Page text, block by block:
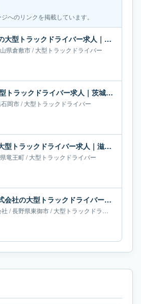
へのリンクを掲載しています。
日神機工株式会社の大型トラックドライバー求人｜岡山県倉敷市｜月給66万-66万円
県倉敷市/大型トラックドライバー
MDL株式会社の大型トラックドライバー求人｜茨城県石岡市｜月給66万円
石岡市/大型トラックドライバー
司企業株式会社の大型トラックドライバー求人｜滋賀県竜王町｜月給20万-38万円
竜王町/大型トラックドライバー
アート梱包運輸株式会社の大型トラックドライバー求人｜長野県東御市｜月給37万円
/長野県東御市/大型トラックドライバー